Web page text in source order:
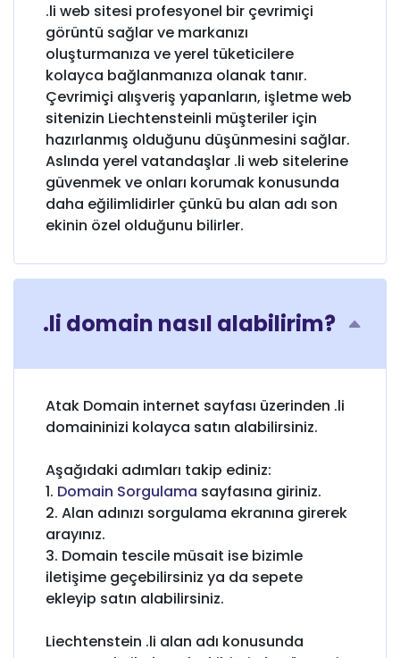
.li web sitesi profesyonel bir çevrimiçi
görüntü sağlar ve markanızı
oluşturmanıza ve yerel tüketicilere
kolayca bağlanmanıza olanak tanır.
Çevrimiçi alışveriş yapanların, işletme web
sitenizin Liechtensteinli müşteriler için
hazırlanmış olduğunu düşünmesini sağlar.
Aslında yerel vatandaşlar .li web sitelerine
güvenmek ve onları korumak konusunda
daha eğilimlidirler çünkü bu alan adı son
ekinin özel olduğunu bilirler.
.li domain nasıl alabilirim?
Atak Domain internet sayfası üzerinden .li
domaininizi kolayca satın alabilirsiniz.
Aşağıdaki adımları takip ediniz:
1. Domain Sorgulama sayfasına giriniz.
2. Alan adınızı sorgulama ekranına girerek
arayınız.
3. Domain tescile müsait ise bizimle
iletişime geçebilirsiniz ya da sepete
ekleyip satın alabilirsiniz.
Liechtenstein .li alan adı konusunda